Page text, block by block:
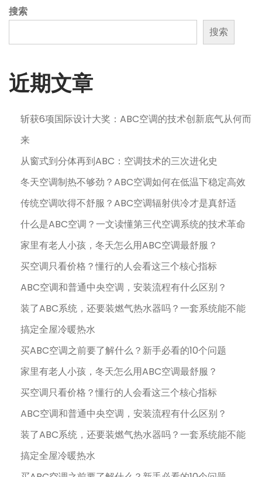
3
搜索
搜索
近期文章
斩获6项国际设计大奖：ABC空调的技术创新底气从何而
来
从窗式到分体再到ABC：空调技术的三次进化史
冬天空调制热不够劲？ABC空调如何在低温下稳定高效
传统空调吹得不舒服？ABC空调辐射供冷才是真舒适
什么是ABC空调？一文读懂第三代空调系统的技术革命
家里有老人小孩，冬天怎么用ABC空调最舒服？
买空调只看价格？懂行的人会看这三个核心指标
ABC空调和普通中央空调，安装流程有什么区别？
装了ABC系统，还要装燃气热水器吗？一套系统能不能
搞定全屋冷暖热水
买ABC空调之前要了解什么？新手必看的10个问题
家里有老人小孩，冬天怎么用ABC空调最舒服？
买空调只看价格？懂行的人会看这三个核心指标
ABC空调和普通中央空调，安装流程有什么区别？
装了ABC系统，还要装燃气热水器吗？一套系统能不能
搞定全屋冷暖热水